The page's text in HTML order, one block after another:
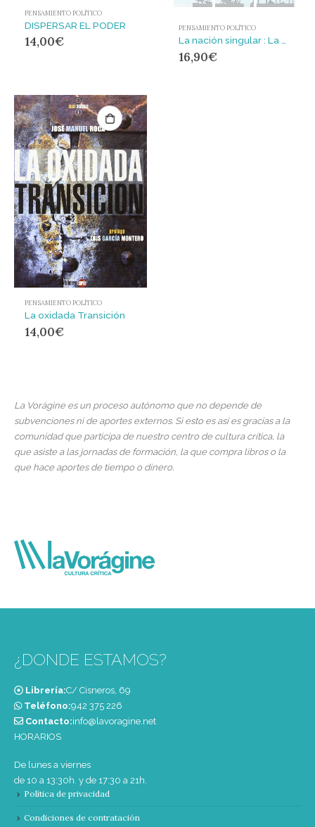
PENSAMIENTO POLÍTICO
DISPERSAR EL PODER
14,00€
PENSAMIENTO POLÍTICO
La nación singular : La cultura del consenso y la fantasía de normalidad democrática (1999-2011)
16,90€
PENSAMIENTO POLÍTICO
La oxidada Transición
14,00€
La Vorágine es un proceso autónomo que no depende de
subvenciones ni de aportes externos. Si esto es así es gracias a la
comunidad que participa de nuestro centro de cultura crítica, la
que asiste a las jornadas de formación, la que compra libros o la
que hace aportes de tiempo o dinero.
¿DONDE ESTAMOS?
Librería:C/ Cisneros, 69
Teléfono:‭942 375 226‬
Contacto:info@lavoragine.net
HORARIOS
De lunes a viernes
de 10 a 13:30h. y de 17:30 a 21h.
Política de privacidad
Condiciones de contratación